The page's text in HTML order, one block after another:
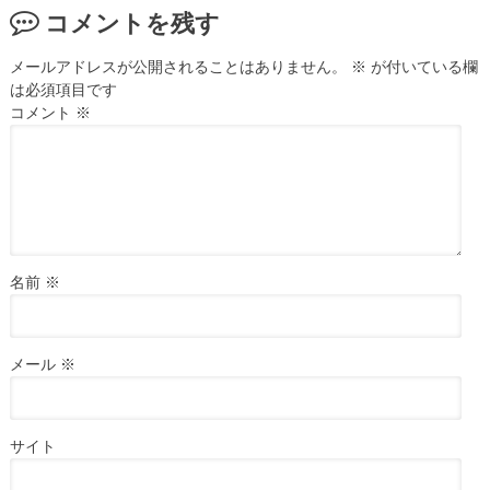
コメントを残す
メールアドレスが公開されることはありません。 ※ が付いている欄
は必須項目です
コメント ※
名前 ※
メール ※
サイト